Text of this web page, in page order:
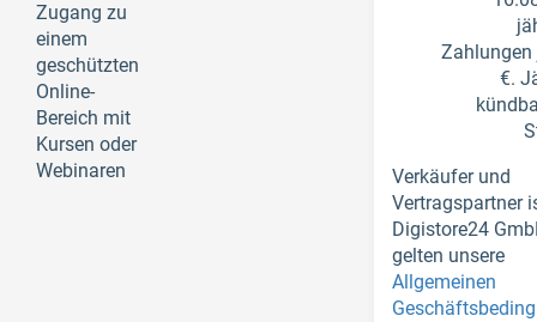
Zugang zu
einem
geschützten
Online-
Bereich mit
Kursen oder
Webinaren
Zahlungen
€.
Verkäufer und
Vertragspartner
Digistore24
gelten unsere
Allgemeinen